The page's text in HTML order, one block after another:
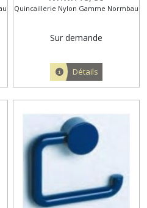
Quincaillerie Nylon Gamme Normbau
Sur demande
Détails